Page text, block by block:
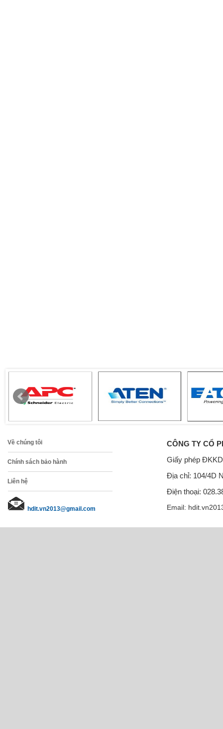
Về chúng tôi
Chính sách bảo hành
Liên hệ
hdit.vn2013@gmail.com
CÔNG TY CỔ
Giấy phép
Địa chỉ: 104/4D
Điện thoại:
Email: